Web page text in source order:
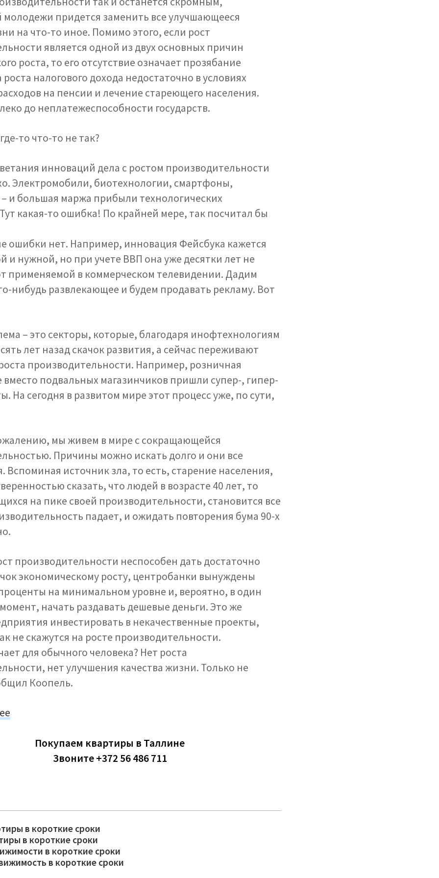
молодежи придется заменить все улучшающееся
на что-то иное. Помимо этого, если рост
является одной из двух основных причин
роста, то его отсутствие означает прозябание
налогового дохода недостаточно в условиях
на пенсии и лечение стареющего населения.
до неплатежеспособности государств.
то что-то не так?
инноваций дела с ростом производительности
Электромобили, биотехнологии, смартфоны,
и большая маржа прибыли технологических
какая-то ошибка! По крайней мере, так посчитал бы
ошибки нет. Например, инновация Фейсбука кажется
и нужной, но при учете ВВП она уже десятки лет не
применяемой в коммерческом телевидении. Дадим
нибудь развлекающее и будем продавать рекламу. Вот
– это секторы, которые, благодаря инофтехнологиям
лет назад скачок развития, а сейчас переживают
производительности. Например, розничная
вместо подвальных магазинчиков пришли супер-, гипер-
На сегодня в развитом мире этот процесс уже, по сути,
мы живем в мире с сокращающейся
Причины можно искать долго и они все
Вспоминая источник зла, то есть, старение населения,
сказать, что людей в возрасте 40 лет, то
на пике своей производительности, становится все
падает, и ожидать повторения бума 90-х
производительности неспособен дать достаточно
экономическому росту, центробанки вынуждены
на минимальном уровне и, вероятно, в один
начать раздавать дешевые деньги. Это же
инвестировать в некачественные проекты,
не скажутся на росте производительности.
для обычного человека? Нет роста
нет улучшения качества жизни. Только не
Коопель.
Покупаем квартиры в Таллине
Звоните +372 56 486 711
в короткие сроки
в короткие сроки
в короткие сроки
в короткие сроки